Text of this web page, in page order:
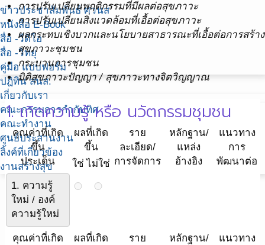
ข่าวประชาสัมพันธ์ ศวนส
หนังสือ E-Book
สื่อ -วีดีโอ
สื่อ -วิทยุ
คู่มือ แบบฟอร์ม
ปฎิทิน สนส.
เกี่ยวกับเรา
คณะกรรมการกำกับทิศ
คณะทำงาน
ศูนย์ประสานงาน
ลิ้งค์ที่เกี่ยวข้อง
งานสร้างสุข
การปรับเปลี่ยนพฤติกรรมที่มีผลต่อสุขภาวะ
การปรับเปลี่ยนสิ่งแวดล้อมที่เอื้อต่อสุขภาวะ
ผลกระทบเชิงบวกและนโยบายสาธารณะที่เอื้อต่อการสร้าง
สุขภาวะชุมชน
กระบวนการชุมชน
มิติสุขภาวะปัญญา / สุขภาวะทางจิตวิญญาณ
1. เกิดความรู้ หรือ นวัตกรรมชุมชน
คุณค่าที่เกิด
ขึ้น
ประเด็น
ผลที่เกิด
ขึ้น
ราย
ละเอียด/
การจัดการ
หลักฐาน/
แหล่ง
อ้างอิง
แนวทาง
การ
พัฒนาต่อ
ใช่ ไม่ใช่
1. ความรู้
ใหม่ / องค์
ความรู้ใหม่
คุณค่าที่เกิด
ผลที่เกิด
ราย
หลักฐาน/
แนวทาง